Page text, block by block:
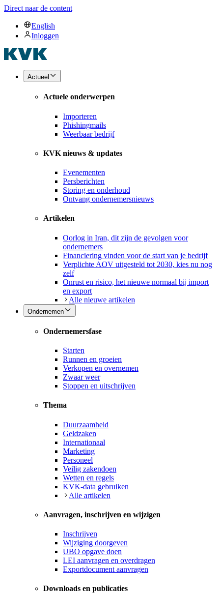
Direct naar de content
English
Inloggen
Actueel
Actuele onderwerpen
Importeren
Phishingmails
Weerbaar bedrijf
KVK nieuws & updates
Evenementen
Persberichten
Storing en onderhoud
Ontvang ondernemersnieuws
Artikelen
Oorlog in Iran, dit zijn de gevolgen voor
ondernemers
Financiering vinden voor de start van je bedrijf
Verplichte AOV uitgesteld tot 2030, kies nu nog
zelf
Onrust en risico, het nieuwe normaal bij import
en export
Alle nieuwe artikelen
Ondernemen
Ondernemersfase
Starten
Runnen en groeien
Verkopen en overnemen
Zwaar weer
Stoppen en uitschrijven
Thema
Duurzaamheid
Geldzaken
Internationaal
Marketing
Personeel
Veilig zakendoen
Wetten en regels
KVK-data gebruiken
Alle artikelen
Aanvragen, inschrijven en wijzigen
Inschrijven
Wijziging doorgeven
UBO opgave doen
LEI aanvragen en overdragen
Exportdocument aanvragen
Downloads en publicaties